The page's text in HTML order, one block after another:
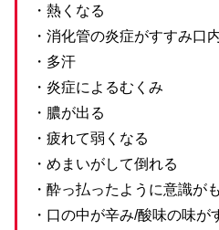
・熱くなる
・消化管の炎症がすすみ口
・多汗
・炎症によるむくみ
・膿が出る
・疲れて弱くなる
・めまいがして倒れる
・酔っ払ったように意識が
・口の中が辛み/酸味の味が